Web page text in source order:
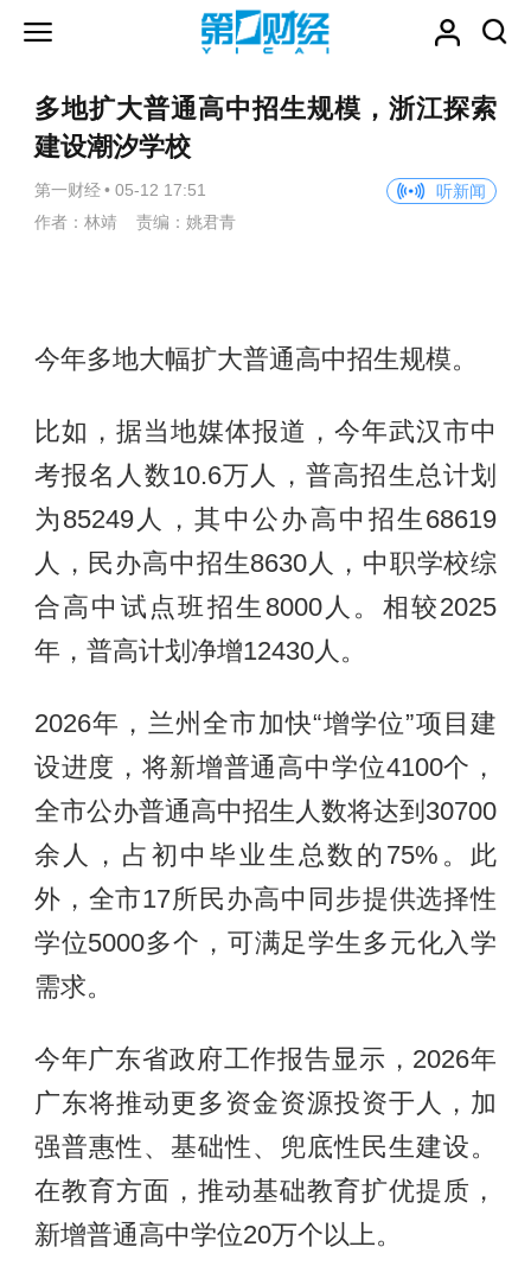
多地扩大普通高中招生规模，浙江探索
建设潮汐学校
第一财经 • 05-12 17:51
听新闻
作者：林靖 责编：姚君青
今年多地大幅扩大普通高中招生规模。
比如，据当地媒体报道，今年武汉市中
考报名人数10.6万人，普高招生总计划
为85249人，其中公办高中招生68619
人，民办高中招生8630人，中职学校综
合高中试点班招生8000人。相较2025
年，普高计划净增12430人。
2026年，兰州全市加快“增学位”项目建
设进度，将新增普通高中学位4100个，
全市公办普通高中招生人数将达到30700
余人，占初中毕业生总数的75%。此
外，全市17所民办高中同步提供选择性
学位5000多个，可满足学生多元化入学
需求。
今年广东省政府工作报告显示，2026年
广东将推动更多资金资源投资于人，加
强普惠性、基础性、兜底性民生建设。
在教育方面，推动基础教育扩优提质，
新增普通高中学位20万个以上。